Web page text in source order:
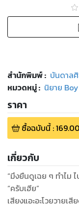
สำนักพิมพ์: บันดาล
หมวดหมู่: นิยาย
ราคา
ซื้อฉบับนี้:169.00
เกี่ยวกับ
“มึงยืนดูเฉย ๆ ทำไม
“ครับเฮีย”
เสียงแอะอะโวยวาย